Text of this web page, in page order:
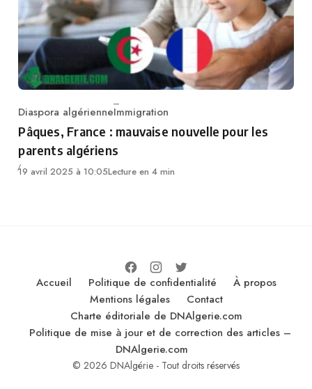
Category
Diaspora algérienneImmigration
Pâques, France : mauvaise nouvelle pour les
parents algériens
19 avril 2025 à 10:05Lecture en 4 min
Accueil Politique de confidentialité
À propos
Mentions légales
Contact
Charte éditoriale de DNAlgerie.com
Politique de mise à jour et de correction des articles –
DNAlgerie.com
© 2026 DNAlgérie - Tout droits réservés